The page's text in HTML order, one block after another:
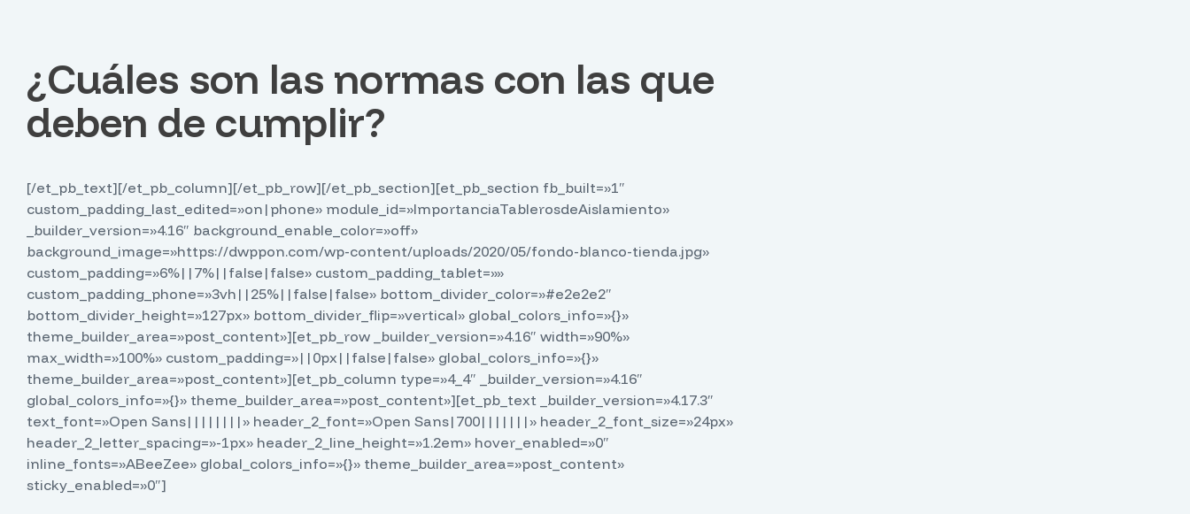
¿Cuáles son las normas con las que
deben de cumplir?
[/et_pb_text][/et_pb_column][/et_pb_row][/et_pb_section][et_pb_section fb_built=»1″
custom_padding_last_edited=»on|phone» module_id=»ImportanciaTablerosdeAislamiento»
_builder_version=»4.16″ background_enable_color=»off»
background_image=»https://dwppon.com/wp-content/uploads/2020/05/fondo-blanco-tienda.jpg»
custom_padding=»6%||7%||false|false» custom_padding_tablet=»»
custom_padding_phone=»3vh||25%||false|false» bottom_divider_color=»#e2e2e2″
bottom_divider_height=»127px» bottom_divider_flip=»vertical» global_colors_info=»{}»
theme_builder_area=»post_content»][et_pb_row _builder_version=»4.16″ width=»90%»
max_width=»100%» custom_padding=»||0px||false|false» global_colors_info=»{}»
theme_builder_area=»post_content»][et_pb_column type=»4_4″ _builder_version=»4.16″
global_colors_info=»{}» theme_builder_area=»post_content»][et_pb_text _builder_version=»4.17.3″
text_font=»Open Sans||||||||» header_2_font=»Open Sans|700|||||||» header_2_font_size=»24px»
header_2_letter_spacing=»-1px» header_2_line_height=»1.2em» hover_enabled=»0″
inline_fonts=»ABeeZee» global_colors_info=»{}» theme_builder_area=»post_content»
sticky_enabled=»0″]